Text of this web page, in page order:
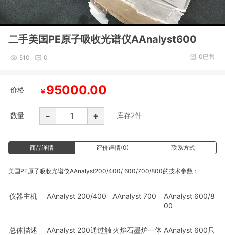
二手美国PE原子吸收光谱仪AAnalyst600
510 0 0已售
价格 ￥95000.00
数量 - + 库存2件
商品详情 评价详情(0) 联系方式
美国 PE原子吸收光谱仪AAnalyst200/400/ 600/700/800的技术参数：
仪器主机 AAnalyst 200/400 AAnalyst 700
AAnalyst 600/8
00
总体描述
AAnalyst 200通过触 火焰石墨炉一体 AAnalyst 600只